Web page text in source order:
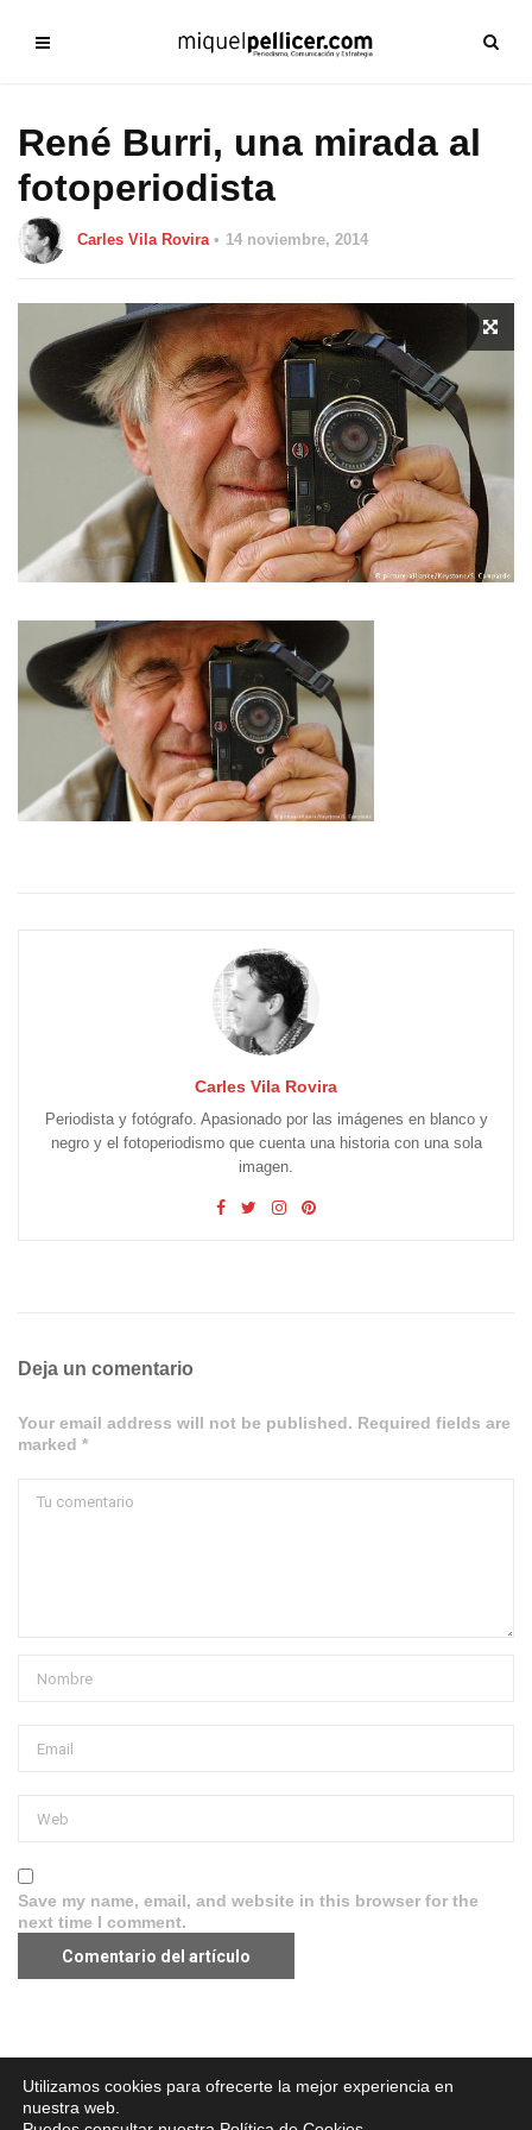
René Burri, una mirada al
fotoperiodista
Carles Vila Rovira 14 noviembre, 2014
Carles Vila Rovira
Periodista y fotógrafo. Apasionado por las imágenes en blanco y
negro y el fotoperiodismo que cuenta una historia con una sola
imagen.
Deja un comentario
Your email address will not be published. Required fields are
marked *
Save my name, email, and website in this browser for the
next time I comment.
Aviso legal·Política de Privacidad·Política de Cookies
Utilizamos cookies para ofrecerte la mejor experiencia en
nuestra web.